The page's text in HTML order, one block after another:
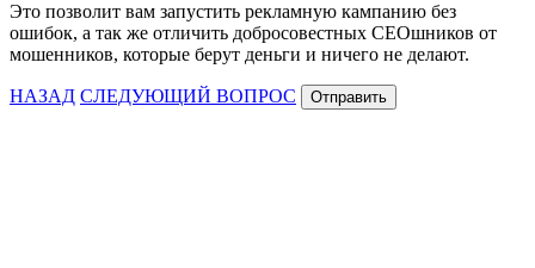
Это позволит вам запустить рекламную кампанию без
ошибок, а так же отличить добросовестных СЕОшников от
мошенников, которые берут деньги и ничего не делают.
НАЗАД СЛЕДУЮЩИЙ ВОПРОС Отправить